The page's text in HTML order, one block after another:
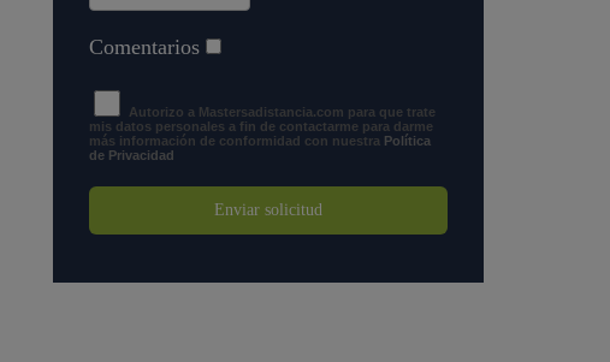
Comentarios
Autorizo a Mastersadistancia.com para que trate
mis datos personales a fin de contactarme para darme
más información de conformidad con nuestra Política
de Privacidad
Enviar solicitud